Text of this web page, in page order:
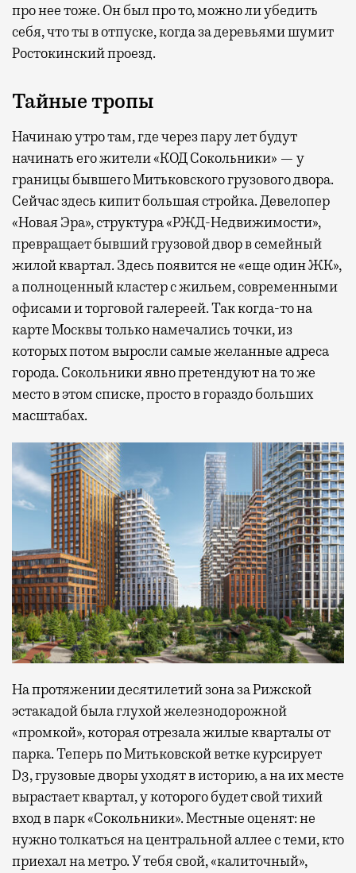
про нее тоже. Он был про то, можно ли убедить
себя, что ты в отпуске, когда за деревьями шумит
Ростокинский проезд.
Тайные тропы
Начинаю утро там, где через пару лет будут
начинать его жители «КОД Сокольники» — у
границы бывшего Митьковского грузового двора.
Сейчас здесь кипит большая стройка. Девелопер
«Новая Эра», структура «РЖД-Недвижимости»,
превращает бывший грузовой двор в семейный
жилой квартал. Здесь появится не «еще один ЖК»,
а полноценный кластер с жильем, современными
офисами и торговой галереей. Так когда-то на
карте Москвы только намечались точки, из
которых потом выросли самые желанные адреса
города. Сокольники явно претендуют на то же
место в этом списке, просто в гораздо больших
масштабах.
На протяжении десятилетий зона за Рижской
эстакадой была глухой железнодорожной
«промкой», которая отрезала жилые кварталы от
парка. Теперь по Митьковской ветке курсирует
D3, грузовые дворы уходят в историю, а на их месте
вырастает квартал, у которого будет свой тихий
вход в парк «Сокольники». Местные оценят: не
нужно толкаться на центральной аллее с теми, кто
приехал на метро. У тебя свой, «калиточный»,